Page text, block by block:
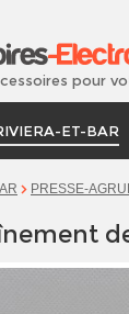
pour
ET-BAR
PRESSE-